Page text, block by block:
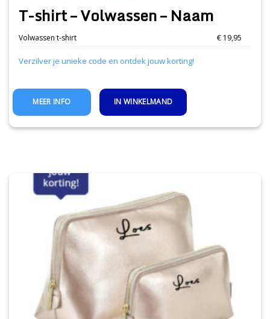
T-shirt – Volwassen – Naam
Volwassen t-shirt € 19,95
Verzilver je unieke code en ontdek jouw korting!
IN WINKELMAND
MEER INFO